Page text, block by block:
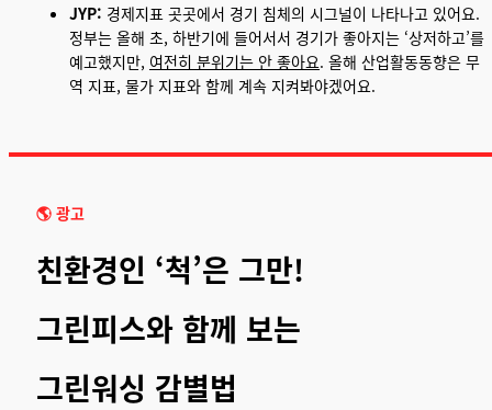
JYP: 경제지표 곳곳에서 경기 침체의 시그널이 나타나고 있어요.
정부는 올해 초, 하반기에 들어서서 경기가 좋아지는 ‘상저하고’를
예고했지만, 여전히 분위기는 안 좋아요. 올해 산업활동동향은 무
역 지표, 물가 지표와 함께 계속 지켜봐야겠어요.
🌎 광고
친환경인 ‘척’은 그만!
그린피스와 함께 보는
그린워싱 감별법